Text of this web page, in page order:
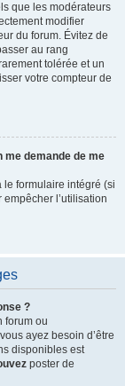
que les modérateurs
modifier
du forum. Évitez de
au rang
tolérée et un
votre compteur de
me demande de me
le formulaire intégré (si
empêcher l’utilisation
?
forum ou
ayez besoin d’être
disponibles est
poster de